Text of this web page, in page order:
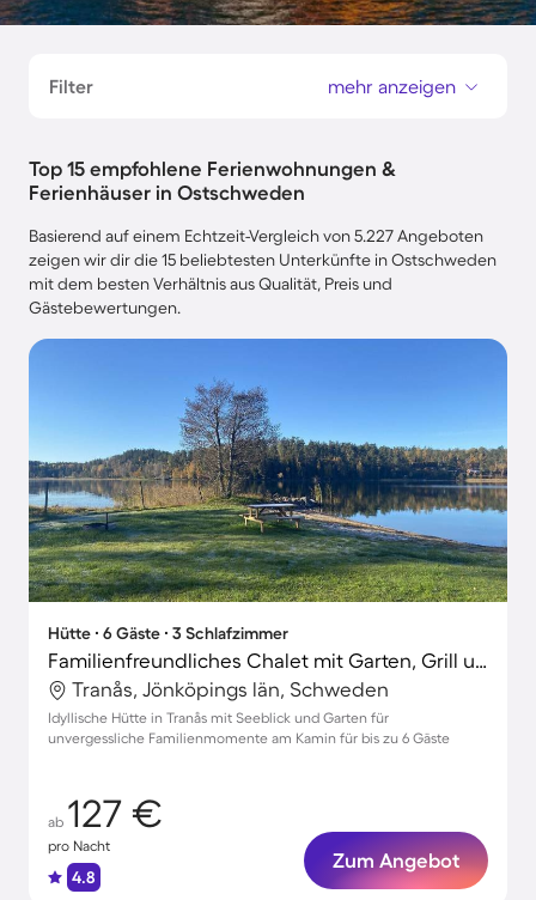
Filter mehr anzeigen
Top 15 empfohlene Ferienwohnungen &
Ferienhäuser in Ostschweden
Basierend auf einem Echtzeit-Vergleich von 5.227 Angeboten
zeigen wir dir die 15 beliebtesten Unterkünfte in Ostschweden
mit dem besten Verhältnis aus Qualität, Preis und
Gästebewertungen.
Hütte ∙ 6 Gäste ∙ 3 Schlafzimmer
Familienfreundliches Chalet mit Garten, Grill und Terrasse | Seeblick
Tranås, Jönköpings län, Schweden
Idyllische Hütte in Tranås mit Seeblick und Garten für
unvergessliche Familienmomente am Kamin für bis zu 6 Gäste
ab 127 €
pro Nacht
4.8
Zum Angebot